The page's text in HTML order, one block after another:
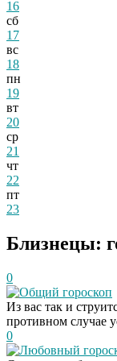
16
сб
17
вс
18
пн
19
вт
20
ср
21
чт
22
пт
23
Близнецы:
0
Общий гороскоп
Из вас так и
противном случае
0
Любовный